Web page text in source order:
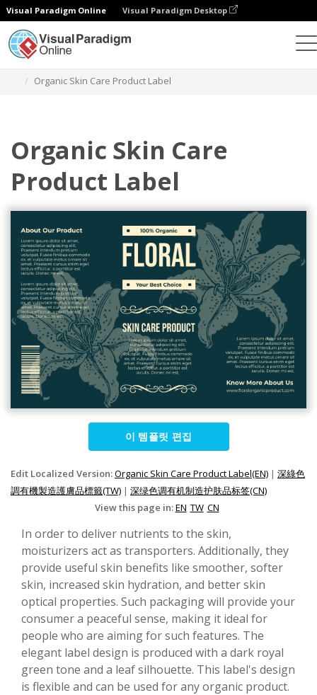
Visual Paradigm Online Visual Paradigm Desktop
Organic Skin Care Product Label
Organic Skin Care
Product Label
이 템플릿 편집
Edit Localized Version:Organic Skin Care Product Label(EN) | 深綠色
調有機製造護膚品標籤(TW) | 深绿色调有机制造护肤品标签(CN)
View this page in:EN TW CN
In order to deliver nutrients to the skin,
moisturizers act as transporters. Additionally, they
provide useful skin benefits like smoother, softer
skin, increased skin hydration, and better skin
optical properties. Such packaging will provide your
consumer a peaceful sense, making it ideal for
people who are aiming for such features. The
elegant label design is produced with a dark royal
green tone and a leaf silhouette. This label's design
is flexible and can be used for any organic product.